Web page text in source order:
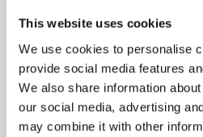
This website uses cookies
We use cookies to personalise
provide social media features
We also share information
our social media, advertising
may combine it with other
geletterdheid effectief te
Praktische trainingen en
Docenten maken en
Direct toepasbaar in de
Van technologie naar